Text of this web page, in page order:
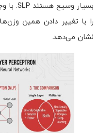
بسیار وسیع هستند SLP. با وجود سادگی، مفهوم
نشان می‌دهد.